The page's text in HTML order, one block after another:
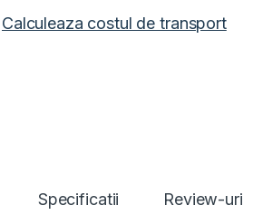
Calculeaza costul de transport
Specificatii Review-uri